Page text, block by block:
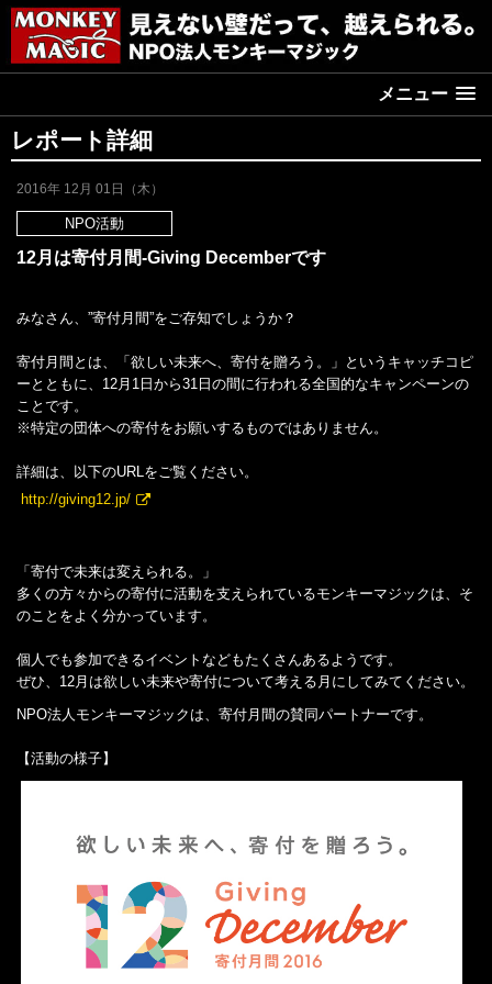
メニュー
レポート詳細
2016年 12月 01日（木）
NPO活動
12月は寄付月間-Giving Decemberです
みなさん、”寄付月間”をご存知でしょうか？
寄付月間とは、「欲しい未来へ、寄付を贈ろう。」というキャッチコピ
ーとともに、12月1日から31日の間に行われる全国的なキャンペーンの
ことです。
※特定の団体への寄付をお願いするものではありません。
詳細は、以下のURLをご覧ください。
http://giving12.jp/
「寄付で未来は変えられる。」
多くの方々からの寄付に活動を支えられているモンキーマジックは、そ
のことをよく分かっています。
個人でも参加できるイベントなどもたくさんあるようです。
ぜひ、12月は欲しい未来や寄付について考える月にしてみてください。
NPO法人モンキーマジックは、寄付月間の賛同パートナーです。
【活動の様子】